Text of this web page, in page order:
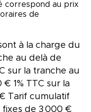
correspond au prix
de
à la charge du
au delà de
sur la tranche au
1% TTC sur la
Tarif cumulatif
fixes de 3 000 €